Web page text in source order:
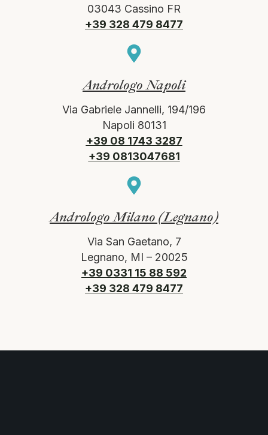
03043 Cassino FR
+39 328 479 8477
Andrologo Napoli
Via Gabriele Jannelli, 194/196
Napoli 80131
+39 08 1743 3287
+39 0813047681
Andrologo Milano (Legnano)
Via San Gaetano, 7
Legnano, MI – 20025
+39 0331 15 88 592
+39 328 479 8477